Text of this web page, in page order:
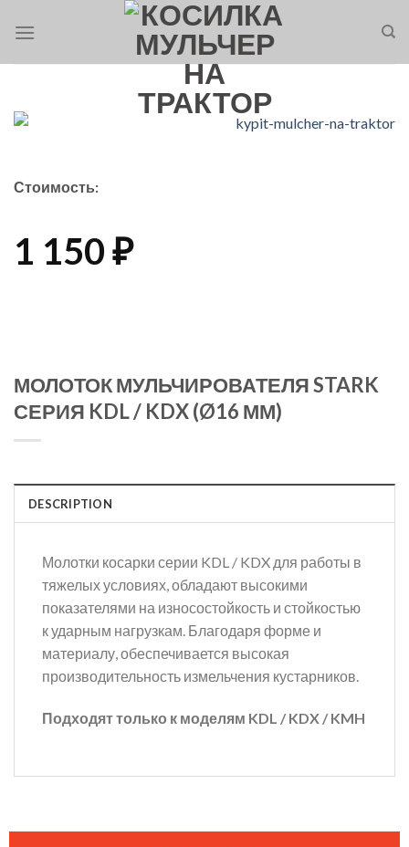
Стоимость:
1 150₽
МОЛОТОК МУЛЬЧИРОВАТЕЛЯ STARK
СЕРИЯ KDL / KDX (Ø16 ММ)
DESCRIPTION
Молотки косарки серии KDL / KDX для работы в
тяжелых условиях, обладают высокими
показателями на износостойкость и стойкостью
к ударным нагрузкам. Благодаря форме и
материалу, обеспечивается высокая
производительность измельчения кустарников.
Подходят только к моделям KDL / KDX / KMH